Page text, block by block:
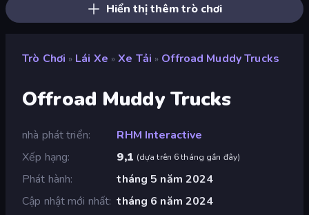
Hiển thị thêm trò chơi
Trò Chơi » Lái Xe » Xe Tải » Offroad Muddy Trucks
Offroad Muddy Trucks
nhà phát triển
RHM Interactive
Xếp hạng
9,1 (dựa trên 6 tháng gần đây)
Phát hành
tháng 5 năm 2024
Cập nhật mới nhất tháng 6 năm 2024